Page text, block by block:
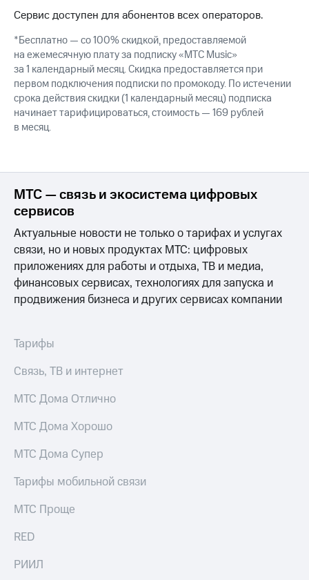
Заменить
карту
Перейти
на
eSIM
Для дома
с выгодным
Интернет,
ТВ и телефон
для дома
Услуги
интернет
Домашнее
ТВ
Спутниковое
в МТС
номером
и подписки
Личный
кабинет
интернета
и
ТВ
Личный
Скачать
Мой
МТС
Видеонаблюдение
для дома
149 ₽/
на гигабайты
фильмы,
музыка
и многое
другое
Семейная
Сервис доступен для абонентов всех операторов.
*Бесплатно — со 100% скидкой, предоставляемой
на ежемесячную плату за подписку «МТС Music»
за 1 календарный месяц. Скидка предоставляется при
первом подключения подписки по промокоду. По истечении
срока действия скидки (1 календарный месяц) подписка
начинает тарифицироваться, стоимость — 169 рублей
в месяц.
МТС — связь и экосистема цифровых
сервисов
Актуальные новости не только о тарифах и услугах
связи, но и новых продуктах МТС: цифровых
приложениях для работы и отдыха, ТВ и медиа,
финансовых сервисах, технологиях для запуска и
продвижения бизнеса и других сервисах компании
Тарифы
Связь, ТВ и интернет
МТС Дома Отлично
МТС Дома Хорошо
МТС Дома Супер
Тарифы мобильной связи
МТС Проще
RED
РИИЛ